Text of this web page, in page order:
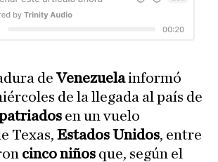
deVenezuelainformó
de la llegada al país de
en un vuelo
Texas, Estados Unidos, entre
cinco niños que, según el